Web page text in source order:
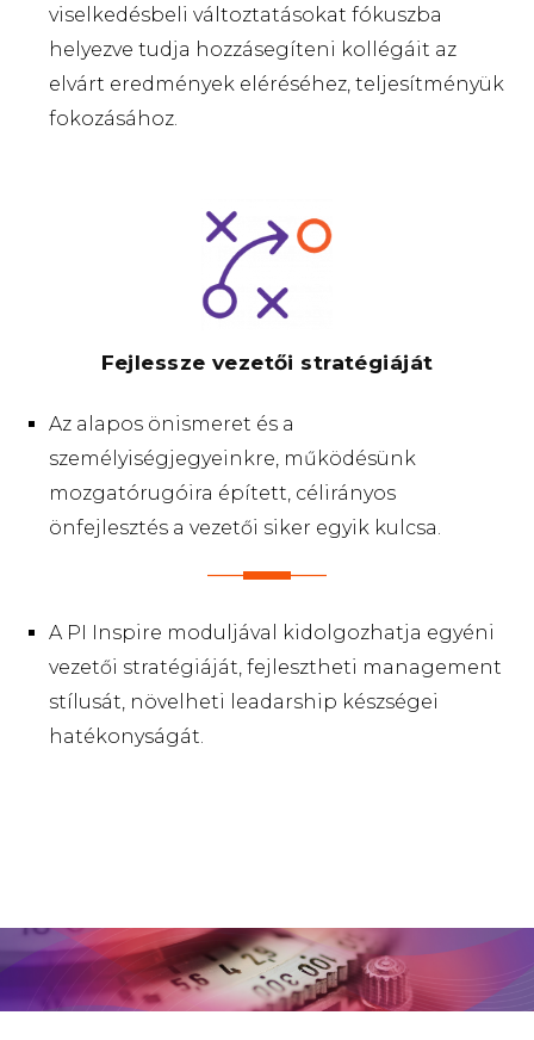
viselkedésbeli változtatásokat fókuszba
helyezve tudja hozzásegíteni kollégáit az
elvárt eredmények eléréséhez, teljesítményük
fokozásához.
Fejlessze vezetői stratégiáját
Az alapos önismeret és a
személyiségjegyeinkre, működésünk
mozgatórugóira épített, célirányos
önfejlesztés a vezetői siker egyik kulcsa.
A PI Inspire moduljával kidolgozhatja egyéni
vezetői stratégiáját, fejlesztheti management
stílusát, növelheti leadarship készségei
hatékonyságát.